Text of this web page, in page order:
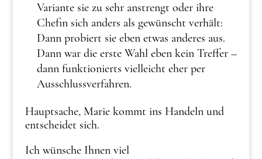
Variante sie zu sehr anstrengt oder ihre
Chefin sich anders als gewünscht verhält:
Dann probiert sie eben etwas anderes aus.
Dann war die erste Wahl eben kein Treffer –
dann funktionierts vielleicht eher per
Ausschlussverfahren.
Hauptsache, Marie kommt ins Handeln und
entscheidet sich.
Ich wünsche Ihnen viel